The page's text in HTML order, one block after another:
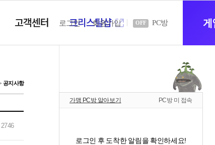
고객센터 크리스탈샵새
로그인 회원가입 OFF PC방
공지사항
2746
가맹 PC방 알아보기 PC방 미 접속
로그인 후 도착한 알림을 확인하세요!